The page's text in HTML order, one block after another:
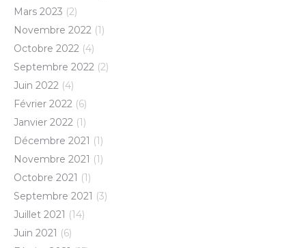
Mars 2023 (2)
Novembre 2022 (1)
Octobre 2022 (4)
Septembre 2022 (2)
Juin 2022 (4)
Février 2022 (6)
Janvier 2022 (1)
Décembre 2021 (1)
Novembre 2021 (1)
Octobre 2021 (1)
Septembre 2021 (3)
Juillet 2021 (14)
Juin 2021 (6)